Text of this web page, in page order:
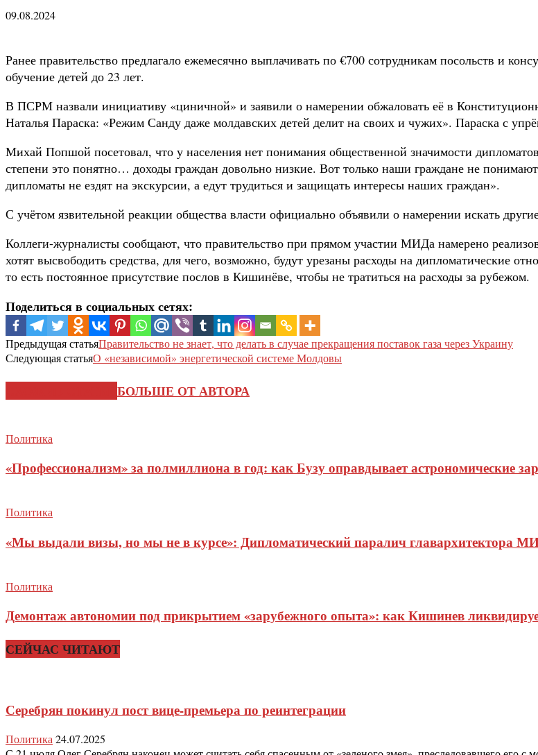
09.08.2024
Ранее правительство предлагало ежемесячно выплачивать по €700 сотрудникам посольств и
обучение детей до 23 лет.
В ПСРМ назвали инициативу «циничной» и заявили о намерении обжаловать её в
Наталья Параска: «Режим Санду даже молдавских детей делит на своих и чужих». Параска с
Михай Попшой посетовал, что у населения нет понимания общественной значимости
степени это понятно… доходы граждан довольно низкие. Вот только наши граждане не
дипломаты не ездят на экскурсии, а едут трудиться и защищать интересы наших граждан».
С учётом язвительной реакции общества власти официально объявили о намерении искать
Коллеги-журналисты сообщают, что правительство при прямом участии МИДа намерено
хотят высвободить средства, для чего, возможно, будут урезаны расходы на дипломатические
то есть постоянное присутствие послов в Кишинёве, чтобы не тратиться на расходы за рубежом.
Поделиться в социальных сетях:
Предыдущая статьяПравительство не знает, что делать в случае прекращения поставок газа через Украину
Следующая статьяО «независимой» энергетической системе Молдовы
БОЛЬШЕ ОТ АВТОРА
Политика
«Профессионализм» за полмиллиона в год: как Бузу оправдывает астрономические
Политика
«Мы выдали визы, но мы не в курсе»: Дипломатический паралич главархитектора
Политика
Демонтаж автономии под прикрытием «зарубежного опыта»: как Кишинев
СЕЙЧАС ЧИТАЮТ
Серебрян покинул пост вице-премьера по реинтеграции
Политика24.07.2025